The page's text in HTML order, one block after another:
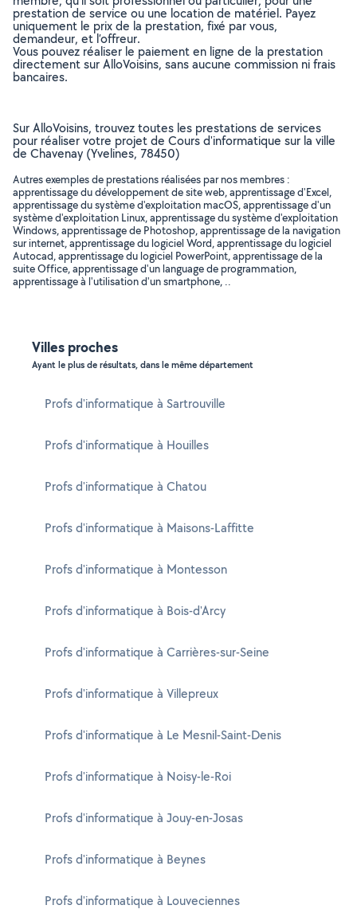
prestation de service ou une location de matériel. Payez
uniquement le prix de la prestation, fixé par vous,
demandeur, et l’offreur.
Vous pouvez réaliser le paiement en ligne de la prestation
directement sur AlloVoisins, sans aucune commission ni frais
bancaires.
Sur AlloVoisins, trouvez toutes les prestations de services
pour réaliser votre projet de Cours d'informatique sur la ville
de Chavenay (Yvelines, 78450)
Autres exemples de prestations réalisées par nos membres :
apprentissage du développement de site web, apprentissage d'Excel,
apprentissage du système d'exploitation macOS, apprentissage d'un
système d'exploitation Linux, apprentissage du système d'exploitation
Windows, apprentissage de Photoshop, apprentissage de la navigation
sur internet, apprentissage du logiciel Word, apprentissage du logiciel
Autocad, apprentissage du logiciel PowerPoint, apprentissage de la
suite Office, apprentissage d'un language de programmation,
apprentissage à l'utilisation d'un smartphone, ..
Villes proches
Ayant le plus de résultats, dans le même département
Profs d'informatique à Sartrouville
Profs d'informatique à Houilles
Profs d'informatique à Chatou
Profs d'informatique à Maisons-Laffitte
Profs d'informatique à Montesson
Profs d'informatique à Bois-d'Arcy
Profs d'informatique à Carrières-sur-Seine
Profs d'informatique à Villepreux
Profs d'informatique à Le Mesnil-Saint-Denis
Profs d'informatique à Noisy-le-Roi
Profs d'informatique à Jouy-en-Josas
Profs d'informatique à Beynes
Profs d'informatique à Louveciennes